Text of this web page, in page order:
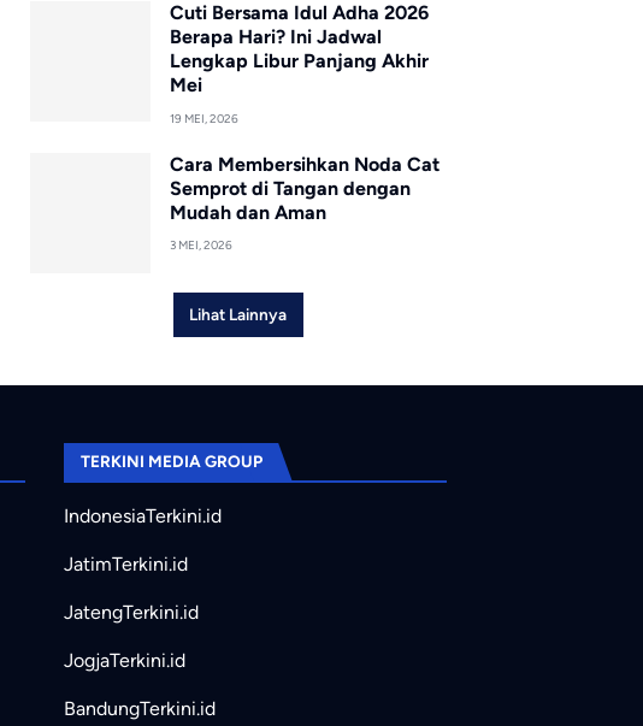
Cuti Bersama Idul Adha 2026
Berapa Hari? Ini Jadwal
Lengkap Libur Panjang Akhir
Mei
19 MEI, 2026
Cara Membersihkan Noda Cat
Semprot di Tangan dengan
Mudah dan Aman
3 MEI, 2026
Lihat Lainnya
TERKINI MEDIA GROUP
IndonesiaTerkini.id
JatimTerkini.id
JatengTerkini.id
JogjaTerkini.id
BandungTerkini.id